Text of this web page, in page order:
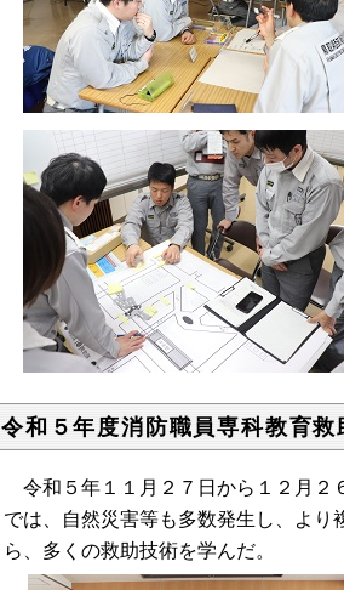
令和５年度消防職員専科教育
令和５年１１月２７日から１２月２
では、自然災害等も多数発生し、よ
ら、多くの救助技術を学んだ。